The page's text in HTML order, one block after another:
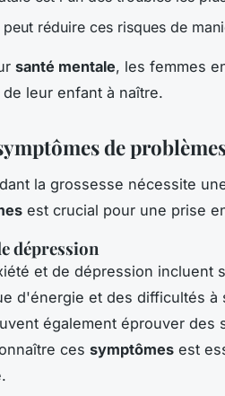
réduire ces risques de
santé mentale, les femmes
leur enfant à naître.
de
la grossesse nécessite
est crucial pour une prise
dépression
et de dépression incluent
d'énergie et des difficultés à
également éprouver des
ces symptômes est